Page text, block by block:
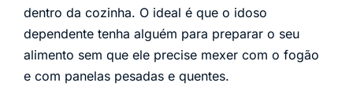
dentro da cozinha. O ideal é que o idoso
dependente tenha alguém para preparar o seu
alimento sem que ele precise mexer com o fogão
e com panelas pesadas e quentes.